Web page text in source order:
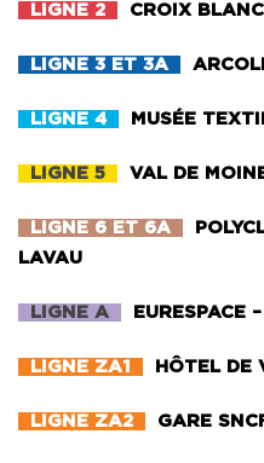
LIGNE 2 CROIX
LIGNE 3 ET 3A
LIGNE 4 MUSÉE
LIGNE 5 VAL DE
LIGNE 6 ET 6A
LAVAU
LIGNE A EURESPACE
LIGNE ZA1 HÔTEL DE
LIGNE ZA2 GARE